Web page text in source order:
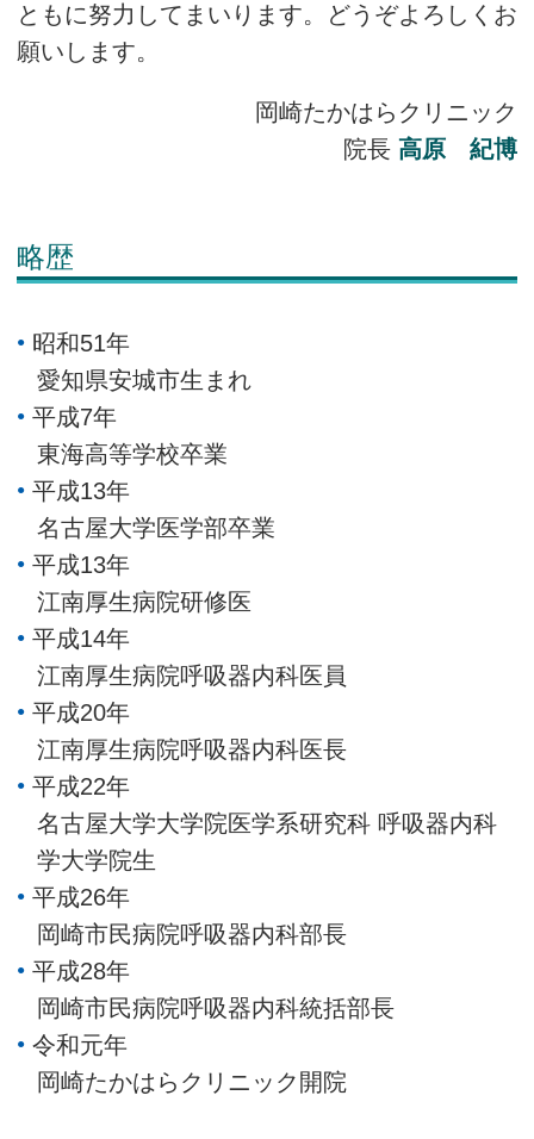
ともに努力してまいります。どうぞよろしくお
願いします。
岡崎たかはらクリニック
院長 高原 紀博
略歴
昭和51年
愛知県安城市生まれ
平成7年
東海高等学校卒業
平成13年
名古屋大学医学部卒業
平成13年
江南厚生病院研修医
平成14年
江南厚生病院呼吸器内科医員
平成20年
江南厚生病院呼吸器内科医長
平成22年
名古屋大学大学院医学系研究科 呼吸器内科
学大学院生
平成26年
岡崎市民病院呼吸器内科部長
平成28年
岡崎市民病院呼吸器内科統括部長
令和元年
岡崎たかはらクリニック開院